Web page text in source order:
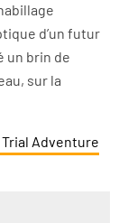
d’un futur
un brin de
sur la
Adventure